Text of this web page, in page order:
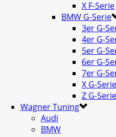
X F-Serie
BMW G-Serie
3er G-
4er G-
5er G-
6er G-
7er G-
X G-Serie
Z G-Serie
Wagner Tuning
Audi
BMW